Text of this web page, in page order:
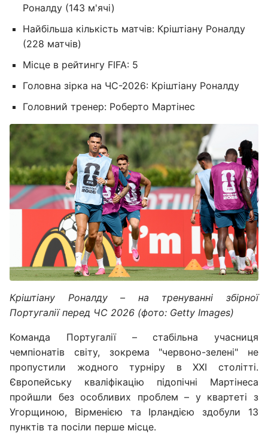
Роналду (143 м'ячі)
Найбільша кількість матчів: Кріштіану Роналду
(228 матчів)
Місце в рейтингу FIFA: 5
Головна зірка на ЧС-2026: Кріштіану Роналду
Головний тренер: Роберто Мартінес
Кріштіану Роналду – на тренуванні збірної
Португалії перед ЧС 2026 (фото: Getty Images)
Команда Португалії – стабільна учасниця
чемпіонатів світу, зокрема "червоно-зелені" не
пропустили жодного турніру в XXI столітті.
Європейську кваліфікацію підопічні Мартінеса
пройшли без особливих проблем – у квартеті з
Угорщиною, Вірменією та Ірландією здобули 13
пунктів та посіли перше місце.